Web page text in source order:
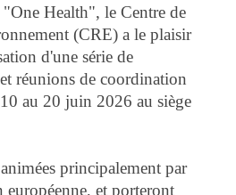
Health", le Centre de
(CRE) a le plaisir
d'une série de
réunions de coordination
au 20 juin 2026 au siège
principalement par
et porteront